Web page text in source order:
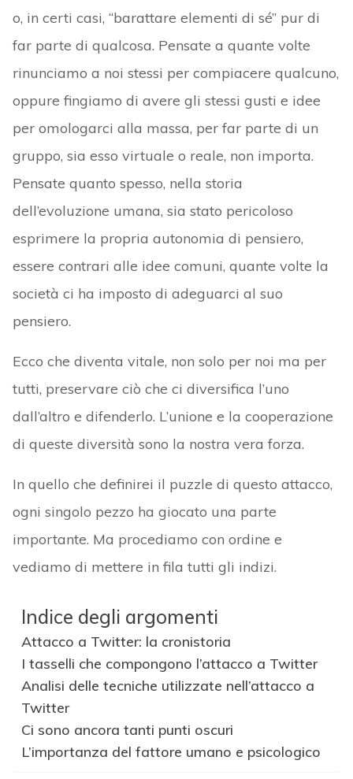
o, in certi casi, “barattare elementi di sé” pur di
far parte di qualcosa. Pensate a quante volte
rinunciamo a noi stessi per compiacere qualcuno,
oppure fingiamo di avere gli stessi gusti e idee
per omologarci alla massa, per far parte di un
gruppo, sia esso virtuale o reale, non importa.
Pensate quanto spesso, nella storia
dell’evoluzione umana, sia stato pericoloso
esprimere la propria autonomia di pensiero,
essere contrari alle idee comuni, quante volte la
società ci ha imposto di adeguarci al suo
pensiero.
Ecco che diventa vitale, non solo per noi ma per
tutti, preservare ciò che ci diversifica l’uno
dall’altro e difenderlo. L’unione e la cooperazione
di queste diversità sono la nostra vera forza.
In quello che definirei il puzzle di questo attacco,
ogni singolo pezzo ha giocato una parte
importante. Ma procediamo con ordine e
vediamo di mettere in fila tutti gli indizi.
Indice degli argomenti
Attacco a Twitter: la cronistoria
I tasselli che compongono l’attacco a Twitter
Analisi delle tecniche utilizzate nell’attacco a
Twitter
Ci sono ancora tanti punti oscuri
L’importanza del fattore umano e psicologico